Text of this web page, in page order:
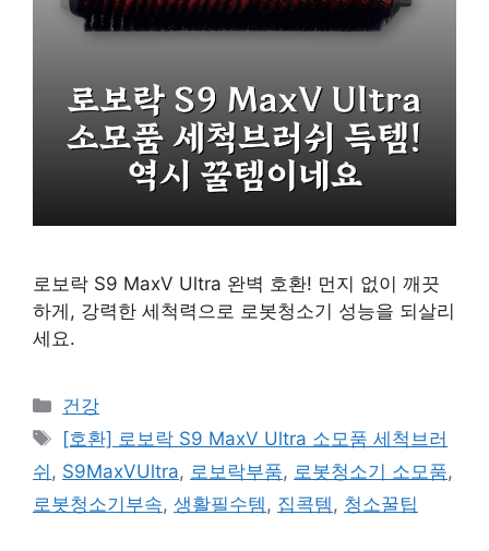
로보락 S9 MaxV Ultra 완벽 호환! 먼지 없이 깨끗
하게, 강력한 세척력으로 로봇청소기 성능을 되살리
세요.
카
테
고
리
건강
태
그
[호환] 로보락 S9 MaxV Ultra 소모품 세척브러
쉬 , S9MaxVUltra, 로보락부품, 로봇청소기 소모품,
로봇청소기부속, 생활필수템 , 집콕템 , 청소꿀팁